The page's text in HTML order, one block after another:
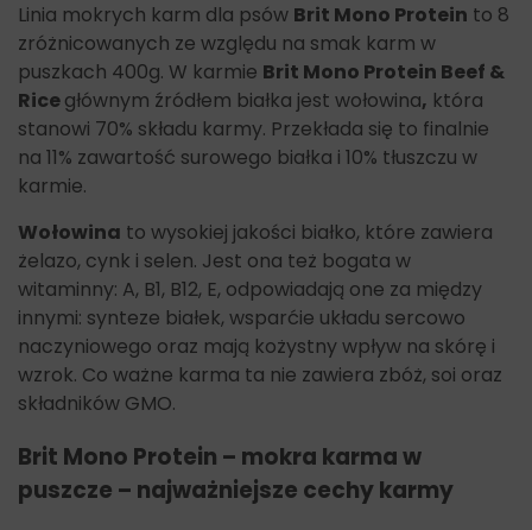
Linia mokrych karm dla psów Brit Mono Protein to 8
zróżnicowanych ze względu na smak karm w
puszkach 400g. W karmie Brit Mono Protein Beef &
Ricegłównym źródłem białka jest wołowina, która
stanowi 70% składu karmy. Przekłada się to finalnie
na 11% zawartość surowego białka i 10% tłuszczu w
karmie.
Wołowina to wysokiej jakości białko, które zawiera
żelazo, cynk i selen. Jest ona też bogata w
witaminny: A, B1, B12, E, odpowiadają one za między
innymi: synteze białek, wsparćie układu sercowo
naczyniowego oraz mają kożystny wpływ na skórę i
wzrok. Co ważne karma ta nie zawiera zbóż, soi oraz
składników GMO.
Brit Mono Protein – mokra karma w
puszcze – najważniejsze cechy karmy